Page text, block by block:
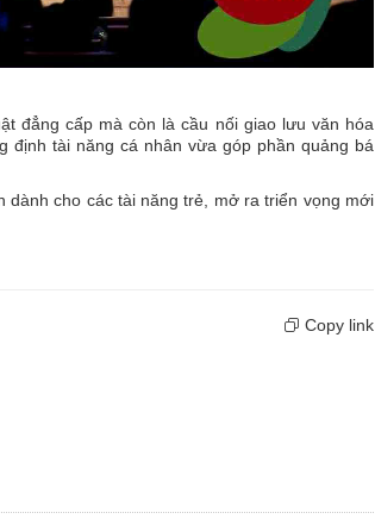
đẳng cấp mà còn là cầu nối giao lưu văn hóa
định tài năng cá nhân vừa góp phần quảng bá
cho các tài năng trẻ, mở ra triển vọng mới
Copy link